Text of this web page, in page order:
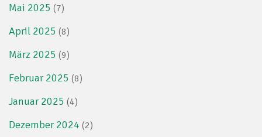
Mai 2025 (7)
April 2025 (8)
März 2025 (9)
Februar 2025 (8)
Januar 2025 (4)
Dezember 2024 (2)